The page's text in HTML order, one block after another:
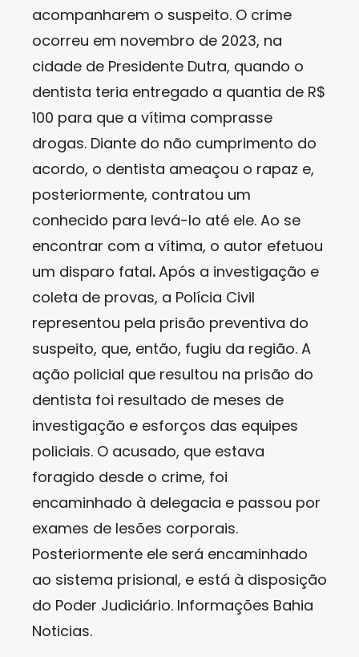
acompanharem o suspeito. O crime
ocorreu em novembro de 2023, na
cidade de Presidente Dutra, quando o
dentista teria entregado a quantia de R$
100 para que a vítima comprasse
drogas. Diante do não cumprimento do
acordo, o dentista ameaçou o rapaz e,
posteriormente, contratou um
conhecido para levá-lo até ele. Ao se
encontrar com a vítima, o autor efetuou
um disparo fatal.Após a investigação e
coleta de provas, a Polícia Civil
representou pela prisão preventiva do
suspeito, que, então, fugiu da região. A
ação policial que resultou na prisão do
dentista foi resultado de meses de
investigação e esforços das equipes
policiais. O acusado, que estava
foragido desde o crime, foi
encaminhado à delegacia e passou por
exames de lesões corporais.
Posteriormente ele será encaminhado
ao sistema prisional, e está à disposição
do Poder Judiciário. Informações Bahia
Noticias.